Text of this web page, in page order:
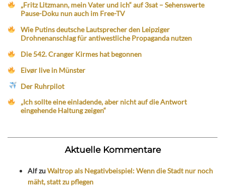
„Fritz Litzmann, mein Vater und ich“ auf 3sat – Sehenswerte
Pause-Doku nun auch im Free-TV
Wie Putins deutsche Lautsprecher den Leipziger
Drohnenanschlag für antiwestliche Propaganda nutzen
Die 542. Cranger Kirmes hat begonnen
Eivør live in Münster
Der Ruhrpilot
„Ich sollte eine einladende, aber nicht auf die Antwort
eingehende Haltung zeigen“
Aktuelle Kommentare
AlfzuWaltrop als Negativbeispiel: Wenn die Stadt nur noch
mäht, statt zu pflegen